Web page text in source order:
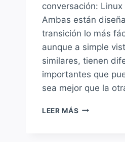
conversación:
Ambas están
transición lo más
aunque a simple
similares, tienen
importantes que
sea mejor que la
LEER MÁS ¿VENÍS